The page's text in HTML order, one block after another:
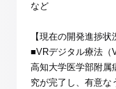
など
【現在の開発進捗状
■VRデジタル療法（
高知大学医学部附属
究が完了し、有意な